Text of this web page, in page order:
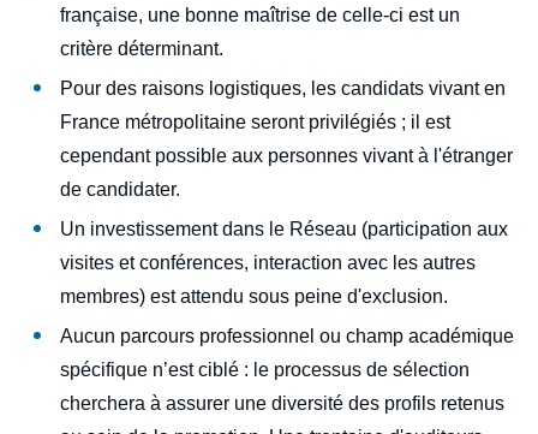
française, une bonne maîtrise de celle-ci est un
critère déterminant.
Pour des raisons logistiques, les candidats vivant en
France métropolitaine seront privilégiés ; il est
cependant possible aux personnes vivant à l'étranger
de candidater.
Un investissement dans le Réseau (participation aux
visites et conférences, interaction avec les autres
membres) est attendu sous peine d'exclusion.
Aucun parcours professionnel ou champ académique
spécifique n’est ciblé : le processus de sélection
cherchera à assurer une diversité des profils retenus